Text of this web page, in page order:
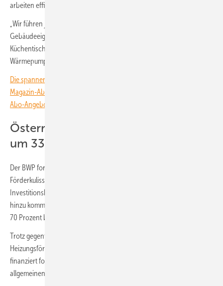
arbeiten effizienter als Gasheizungen.
„Wir führen jede Woche rund eintausend Beratungsgespräche mit
Gebäudeeigentümerinnen und Gebäudeeigentümern am
Küchentisch“, so Lucht. „ Für fast alle gilt: Investitionen in die
Wärmepumpe müssen sich in wenigen Jahren rechnen.“
Die spannendsten Artikel, Grafiken und Dossiers erhalten unsere
Magazin-Abonnent:innen. Sie haben noch kein Abo? Jetzt über alle
Abo-Angebote informieren und Wissensvorsprung sichern.
Österreich: Einbruch des Marktes
um 33 Prozent
Der BWP forderte die Bundesregierung daher dazu auf, die derzeitige
Förderkulisse stabil zu halten. Derzeit werden anteilig die
Investitionskosten gefördert. Die Grundförderung beträgt 30 Prozent,
hinzu kommen mögliche Boni, so dass die Förderung insgesamt bis zu
70 Prozent betragen kann.
Trotz gegenteiliger Zusagen der Bundesregierung, die
Heizungsförderung bis mindestens zum Jahr 2029 auskömmlich
finanziert fortzusetzen, befürchtet der Verband, sie könnte den
allgemeinen Sparvorgaben im Bundeshaushalt zum Opfer fallen.